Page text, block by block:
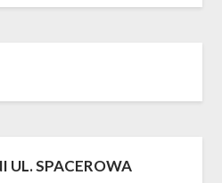
UL. SPACEROWA